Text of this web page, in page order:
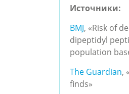
Источники:
BMJ, «Risk of
dipeptidyl
population
The Guardian,
finds»